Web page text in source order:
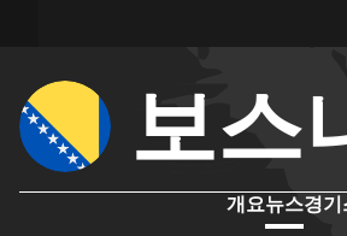
보스
개요뉴스경기